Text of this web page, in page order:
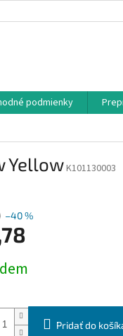
podmienky
YellowK101130003
–40 %
Pridať do